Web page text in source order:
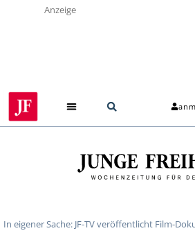
Anzeige
In eigener Sache: JF-TV veröffentlicht Film-